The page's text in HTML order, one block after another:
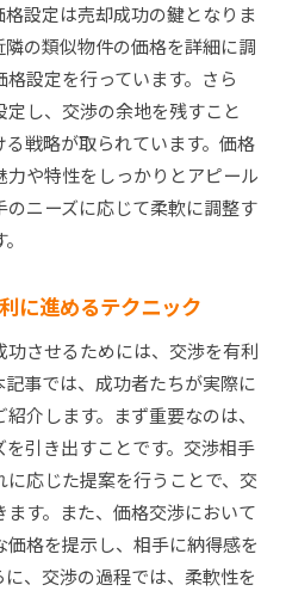
設定は売却成功の鍵となりま
の類似物件の価格を詳細に調
設定を行っています。さら
し、交渉の余地を残すこと
戦略が取られています。価格
や特性をしっかりとアピール
のニーズに応じて柔軟に調整す
に進めるテクニック
させるためには、交渉を有利
事では、成功者たちが実際に
介します。まず重要なのは、
引き出すことです。交渉相手
応じた提案を行うことで、交
す。また、価格交渉において
格を提示し、相手に納得感を
、交渉の過程では、柔軟性を